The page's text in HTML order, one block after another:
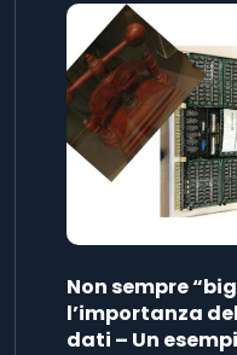
Non sempre
l’importanza
dati – Un